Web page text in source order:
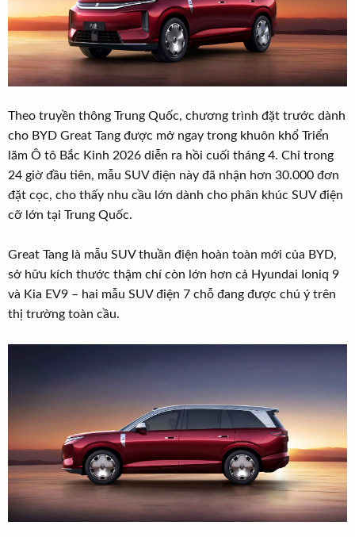
Theo truyền thông Trung Quốc, chương trình đặt trước dành
cho BYD Great Tang được mở ngay trong khuôn khổ Triển
lãm Ô tô Bắc Kinh 2026 diễn ra hồi cuối tháng 4. Chỉ trong
24 giờ đầu tiên, mẫu SUV điện này đã nhận hơn 30.000 đơn
đặt cọc, cho thấy nhu cầu lớn dành cho phân khúc SUV điện
cỡ lớn tại Trung Quốc.
Great Tang là mẫu SUV thuần điện hoàn toàn mới của BYD,
sở hữu kích thước thậm chí còn lớn hơn cả Hyundai Ioniq 9
và Kia EV9 – hai mẫu SUV điện 7 chỗ đang được chú ý trên
thị trường toàn cầu.